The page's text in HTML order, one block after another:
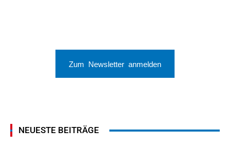
Zum Newsletter anmelden
NEUESTE BEITRÄGE